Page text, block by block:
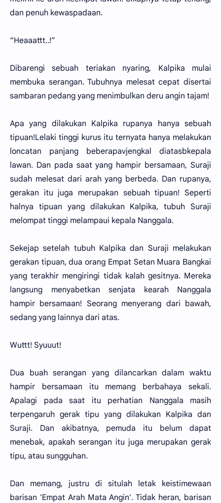
dan penuh kewaspadaan.
“Heaaattt..!”
Dibarengi sebuah teriakan nyaring, Kalpika mulai
membuka serangan. Tubuhnya melesat cepat disertai
sambaran pedang yang menimbulkan deru angin tajam!
Apa yang dilakukan Kalpika rupanya hanya sebuah
tipuan!Lelaki tinggi kurus itu ternyata hanya melakukan
loncatan panjang beberapavjengkal diatasbkepala
lawan. Dan pada saat yang hampir bersamaan, Suraji
sudah melesat dari arah yang berbeda. Dan rupanya,
gerakan itu juga merupakan sebuah tipuan! Seperti
halnya tipuan yang dilakukan Kalpika, tubuh Suraji
melompat tinggi melampaui kepala Nanggala.
Sekejap setelah tubuh Kalpika dan Suraji melakukan
gerakan tipuan, dua orang Empat Setan Muara Bangkai
yang terakhir mengiringi tidak kalah gesitnya. Mereka
langsung menyabetkan senjata kearah Nanggala
hampir bersamaan! Seorang menyerang dari bawah,
sedang yang lainnya dari atas.
Wuttt! Syuuut!
Dua buah serangan yang dilancarkan dalam waktu
hampir bersamaan itu memang berbahaya sekali.
Apalagi pada saat itu perhatian Nanggala masih
terpengaruh gerak tipu yang dilakukan Kalpika dan
Suraji. Dan akibatnya, pemuda itu belum dapat
menebak, apakah serangan itu juga merupakan gerak
tipu, atau sungguhan.
Dan memang, justru di situlah letak keistimewaan
barisan 'Empat Arah Mata Angin'. Tidak heran, barisan